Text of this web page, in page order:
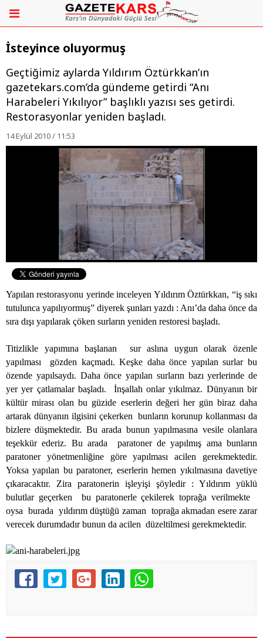
İsteyince oluyormuş
Geçtiğimiz aylarda Yıldırım Öztürkkan’ın
gazetekars.com’da gündeme getirdi “Anı
Harabeleri Yıkılıyor” başlıklı yazısı ses getirdi.
Restorasyonlar yeniden başladı.
14 Eylül 2010 / 11:53
Yapılan restorasyonu yerinde inceleyen Yıldırım Öztürkkan, “iş sıkı
tutulunca yapılıyormuş” diyerek şunları yazdı : Anı’da daha önce da
sıra dışı yapılarak çöken surların yeniden restoresi başladı.
Titizlikle yapımına başlanan
sur aslına uygun olarak özenle
yapılması
gözden kaçmadı. Keşke daha önce yapılan surlar bu
özende yapılsaydı. Daha önce yapılan surların bazı yerlerinde de
yer yer çatlamalar başladı.
İnşallah onlar yıkılmaz. Dünyanın bir
kültür mirası olan bu güzide eserlerin değeri her gün biraz daha
artarak dünyanın ilgisini çekerken
bunların korunup kollanması da
bizlere düşmektedir. Bu arada bunun yapılmasına vesile olanlara
teşekkür ederiz. Bu arada
paratoner de yapılmış ama bunların
paratoner yönetmenliğine göre yapılması acilen gerekmektedir.
Yoksa yapılan bu paratoner, eserlerin hemen yıkılmasına davetiye
çıkaracaktır. Zira paratonerin işleyişi şöyledir : Yıldırım yüklü
bulutlar geçerken
bu paratonerle çekilerek toprağa verilmekte
oysa burada yıldırım düştüğü zaman toprağa akmadan esere zarar
verecek durumdadır bunun da acilen düzeltilmesi gerekmektedir.